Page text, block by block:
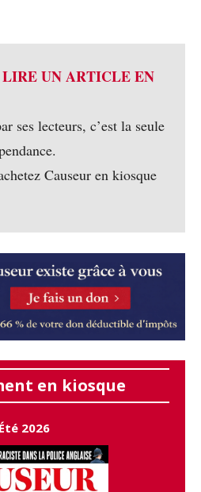
UN ARTICLE EN
ses lecteurs, c’est la seule
Causeur en kiosque
en kiosque
Été 2026